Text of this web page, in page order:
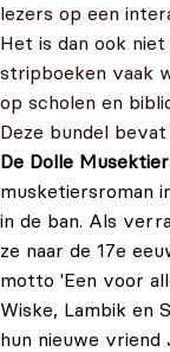
lezers op een
Het is dan ook
stripboeken vaak
op scholen en
Deze bundel
De Dolle
musketiersroman
in de ban. Als
ze naar de 17e
motto 'Een voor
Wiske, Lambik en
hun nieuwe